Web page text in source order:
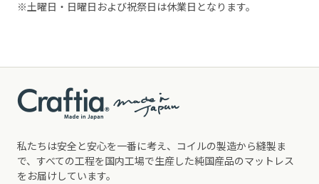
※土曜日・日曜日および祝祭日は休業日となります。
私たちは安全と安心を一番に考え、コイルの製造から縫製ま
で、すべての工程を国内工場で生産した純国産品のマットレス
をお届けしています。